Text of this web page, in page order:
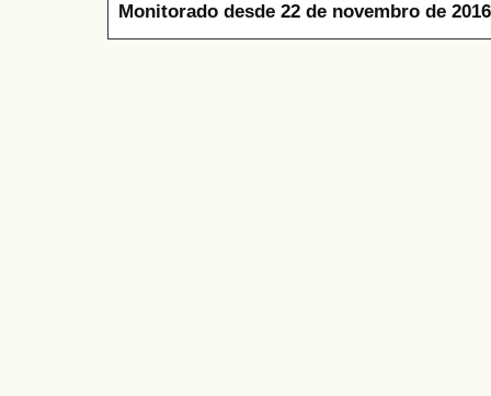
Monitorado desde 22 de novembro de